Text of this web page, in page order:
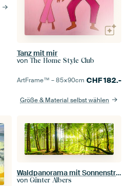
Tanz mit mir
von The Home Style Club
ArtFrame™ –85×90cm CHF182.-
Größe & Material selbst wählen
Waldpanorama mit Sonnenstrahlen
von Günter Albers